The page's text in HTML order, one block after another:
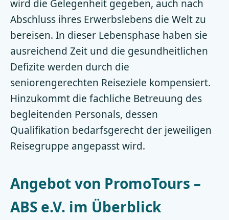
wird die Gelegenheit gegeben, auch nach
Abschluss ihres Erwerbslebens die Welt zu
bereisen. In dieser Lebensphase haben sie
ausreichend Zeit und die gesundheitlichen
Defizite werden durch die
seniorengerechten Reiseziele kompensiert.
Hinzukommt die fachliche Betreuung des
begleitenden Personals, dessen
Qualifikation bedarfsgerecht der jeweiligen
Reisegruppe angepasst wird.
Angebot von PromoTours –
ABS e.V. im Überblick